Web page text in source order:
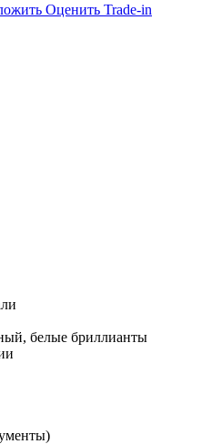
Оценить Trade-in
белые бриллианты